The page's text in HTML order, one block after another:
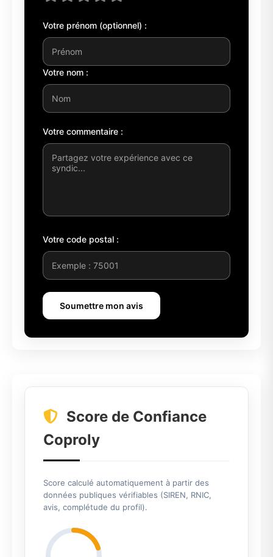
Votre prénom (optionnel) :
Votre nom :
Votre commentaire :
Votre code postal :
Soumettre mon avis
Score de Confiance
Coproly
Score calculé automatiquement à partir des
données publiques vérifiables (SIREN, RNIC,
avis, complétude du profil).